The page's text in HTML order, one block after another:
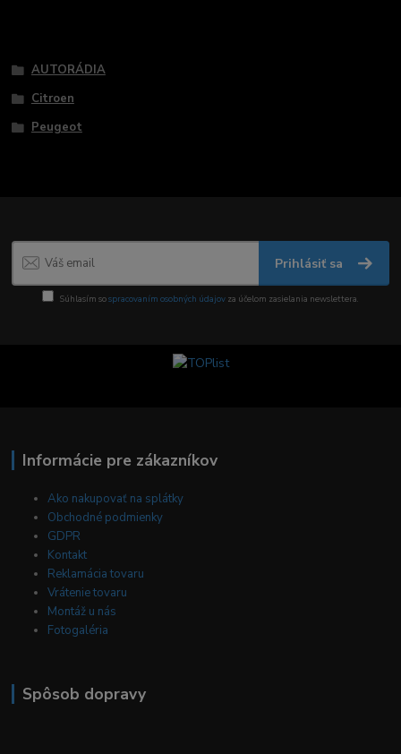
AUTORÁDIA
Citroen
Peugeot
Prihlásiť sa
Súhlasím sospracovaním osobných údajov za účelom zasielania newslettera.
Informácie pre zákazníkov
Ako nakupovať na splátky
Obchodné podmienky
GDPR
Kontakt
Reklamácia tovaru
Vrátenie tovaru
Montáž u nás
Fotogaléria
Spôsob dopravy